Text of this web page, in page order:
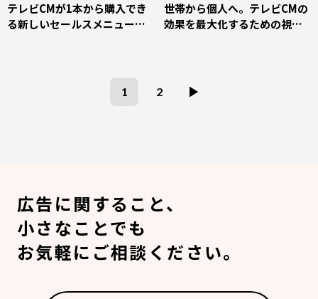
テレビCMが1本から購入でき
る新しいセールスメニュー
世帯から個人へ。テレビCMの
効果を最大化するための視聴
1 2
広告に関すること、
小さなことでも
お気軽にご相談ください。